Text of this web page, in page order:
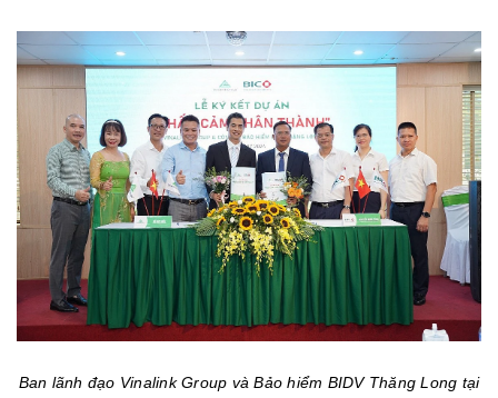
Ban lãnh đạo Vinalink Group và Bảo hiểm BIDV Thăng Long tại